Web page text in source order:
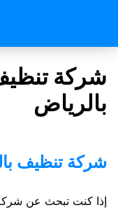
شركة
بالرياض
شركة تنظيف
إذا كنت تبحث عن